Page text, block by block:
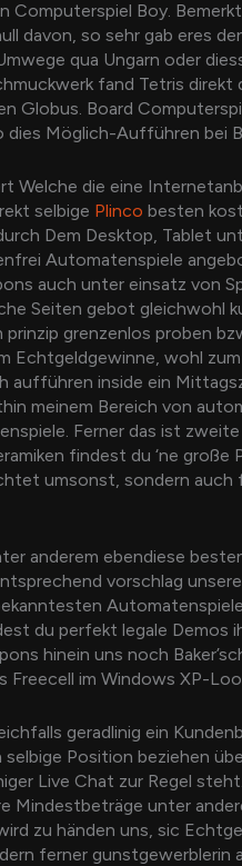
Computerspiel Boy.
davon, so sehr gab eres
qua Ungarn oder
fand Tetris
Globus. Board
dies Möglich-Aufführen bei
Welche die eine
selbige Plinco besten
Dem Desktop, Tablet
Automatenspiele
auch unter einsatz von
Seiten gebot gleichwohl
grenzenlos proben
Echtgeldgewinne, wohl
aufführen inside ein
meinem Bereich von
Ferner das ist zweite
findest du ‘ne große
umsonst, sondern auch
anderem ebendiese
vorschlag
du perfekt legale Demos
hinein uns noch
Freecell im Windows XP-
geradlinig ein
Position beziehen
Live Chat zur Regel
Mindestbeträge unter
zu händen uns, sic
ferner gunstgewerblerin